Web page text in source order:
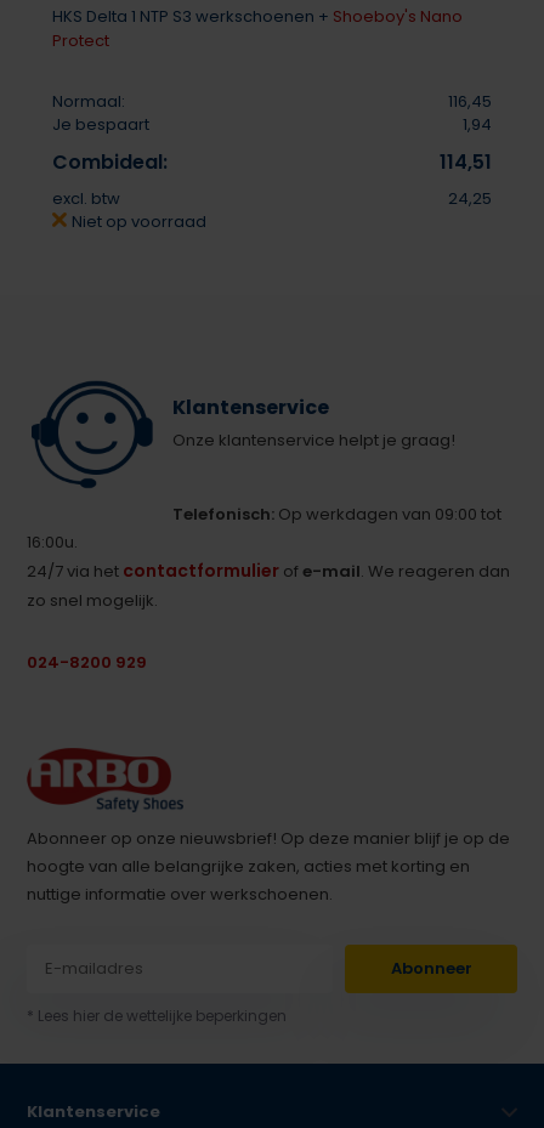
HKS Delta 1 NTP S3 werkschoenen + Shoeboy's Nano
Protect
Normaal:
116,45
Je bespaart
1,94
Combideal: 114,51
excl. btw
24,25
Niet op voorraad
Klantenservice
Onze klantenservice helpt je graag!
Telefonisch: Op werkdagen van 09:00 tot
16:00u.
24/7 via het contactformulier ofe-mail. We reageren dan
zo snel mogelijk.
024-8200 929
Abonneer op onze nieuwsbrief! Op deze manier blijf je op de
hoogte van alle belangrijke zaken, acties met korting en
nuttige informatie over werkschoenen.
Abonneer
* Lees hier de wettelijke beperkingen
Klantenservice